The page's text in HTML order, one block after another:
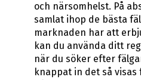
och närsomhelst. På
samlat ihop de bästa
marknaden har att
kan du använda ditt
när du söker efter
knappat in det så visas